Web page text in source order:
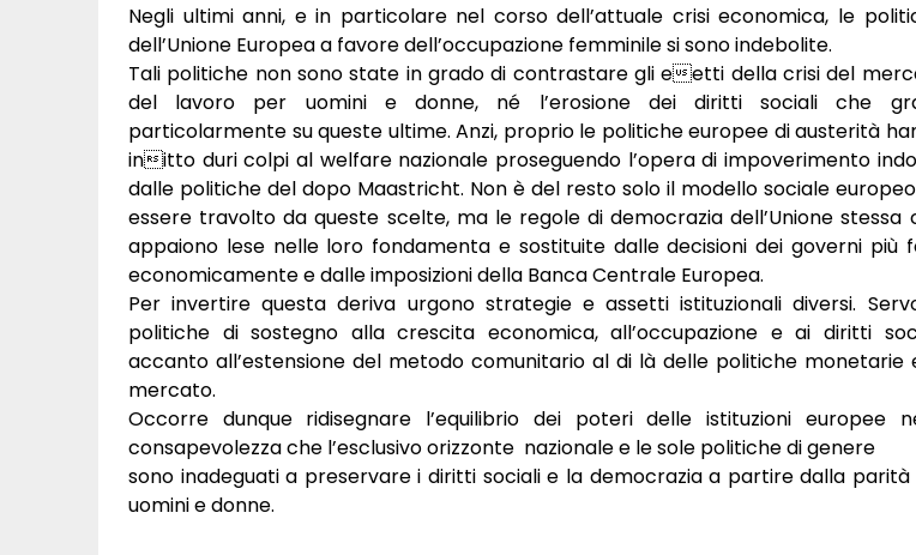
Negli ultimi anni, e in particolare nel corso dell’attuale crisi economica, le
dell’Unione Europea a favore dell’occupazione femminile si sono indebolite.
Tali politiche non sono state in grado di contrastare gli eetti della crisi del
del lavoro per uomini e donne, né l’erosione dei diritti sociali che
particolarmente su queste ultime. Anzi, proprio le politiche europee di austerità
initto duri colpi al welfare nazionale proseguendo l’opera di impoverimento
dalle politiche del dopo Maastricht. Non è del resto solo il modello sociale
essere travolto da queste scelte, ma le regole di democrazia dell’Unione stessa
appaiono lese nelle loro fondamenta e sostituite dalle decisioni dei governi più
economicamente e dalle imposizioni della Banca Centrale Europea.
Per invertire questa deriva urgono strategie e assetti istituzionali diversi.
politiche di sostegno alla crescita economica, all’occupazione e ai diritti
accanto all’estensione del metodo comunitario al di là delle politiche monetarie
mercato.
Occorre dunque ridisegnare l’equilibrio dei poteri delle istituzioni europee
consapevolezza che l’esclusivo orizzonte nazionale e le sole politiche di genere
sono inadeguati a preservare i diritti sociali e la democrazia a partire dalla
uomini e donne.